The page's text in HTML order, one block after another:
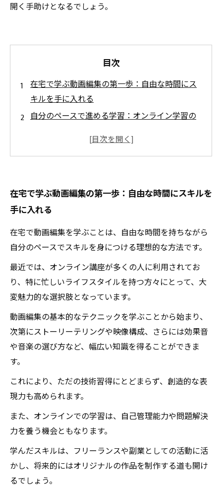
開く手助けとなるでしょう。
目次
在宅で学ぶ動画編集の第一歩：自由な時間にス
キルを手に入れる
自分のペースで進める学習：オンライン学習の
ストーリーテリングから効果音の使用まで：動
未来のクリエイティブなキャリアを築くために
必要な準備
在宅での学びがもたらす変化：生活の質と自由
を向上させる
動画編集のスキルを活かして新しい挑戦に踏み
出そう
在宅で学ぶ動画編集の第一歩：自由な時間にスキルを
手に入れる
在宅で動画編集を学ぶことは、自由な時間を持ちながら
自分のペースでスキルを身につける理想的な方法です。
最近では、オンライン講座が多くの人に利用されてお
り、特に忙しいライフスタイルを持つ方々にとって、大
変魅力的な選択肢となっています。
動画編集の基本的なテクニックを学ぶことから始まり、
次第にストーリーテリングや映像構成、さらには効果音
や音楽の選び方など、幅広い知識を得ることができま
す。
これにより、ただの技術習得にとどまらず、創造的な表
現力も高められます。
また、オンラインでの学習は、自己管理能力や問題解決
力を養う機会ともなります。
学んだスキルは、フリーランスや副業としての活動に活
かし、将来的にはオリジナルの作品を制作する道も開け
るでしょう。